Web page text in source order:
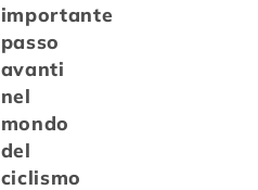
importante
passo
avanti
nel
mondo
del
ciclismo